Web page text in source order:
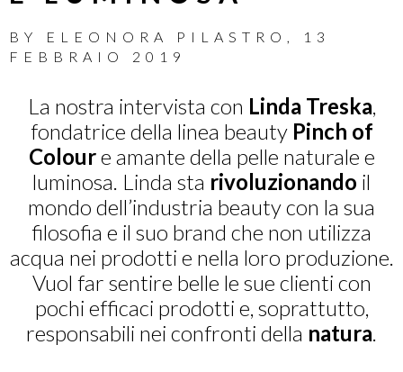
BY ELEONORA PILASTRO ,
13
FEBBRAIO 2019
La nostra intervista con Linda Treska,
fondatrice della linea beauty Pinch of
Coloure amante della pelle naturale e
luminosa. Linda sta rivoluzionando il
mondo dell’industria beauty con la sua
filosofia e il suo brand che non utilizza
acqua nei prodotti e nella loro produzione.
Vuol far sentire belle le sue clienti con
pochi efficaci prodotti e, soprattutto,
responsabili nei confronti della natura.